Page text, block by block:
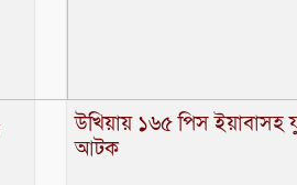
উখিয়ায় ১৬৫ পিস ইয়াবাসহ
আটক